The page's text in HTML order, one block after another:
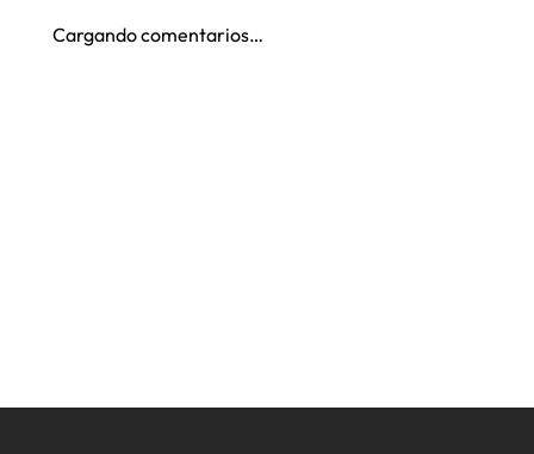
Cargando comentarios…